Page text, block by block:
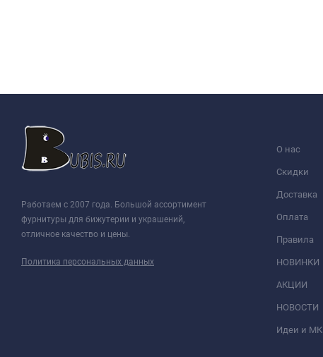
Работаем с 2007 года. Большой ассортимент
фурнитуры для бижутерии и украшений,
отличное качество и цены.
Политика персональных данных
О нас
Скидки
Доставка
Оплата
Правила
НОВИНКИ
АКЦИИ
НОВОСТИ
Идеи и МК